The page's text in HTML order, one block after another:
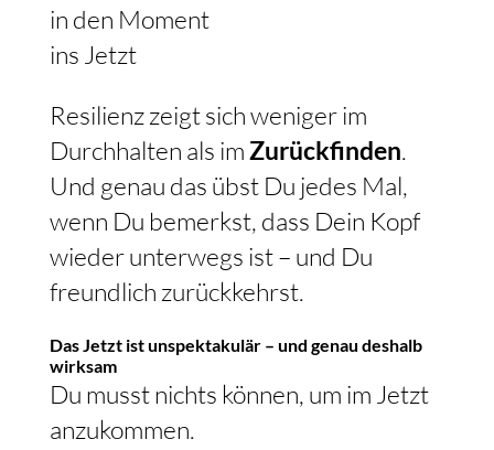
in den Moment
ins Jetzt
Resilienz zeigt sich weniger im
Durchhalten als im Zurückfinden
Und genau das übst Du jedes Mal,
wenn Du bemerkst, dass Dein Kopf
wieder unterwegs ist – und Du
freundlich zurückkehrst.
Das Jetzt ist unspektakulär – und genau deshalb
wirksam
Du musst nichts können, um im Jetzt
anzukommen.